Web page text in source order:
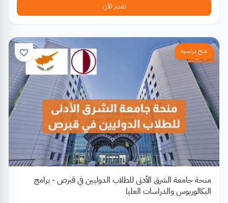
تقدم الآن
منح دراسية
منحة جامعة الشرق الأدنى للطلاب الدوليين في قبرص - برامج
البكالوريوس والدراسات العليا